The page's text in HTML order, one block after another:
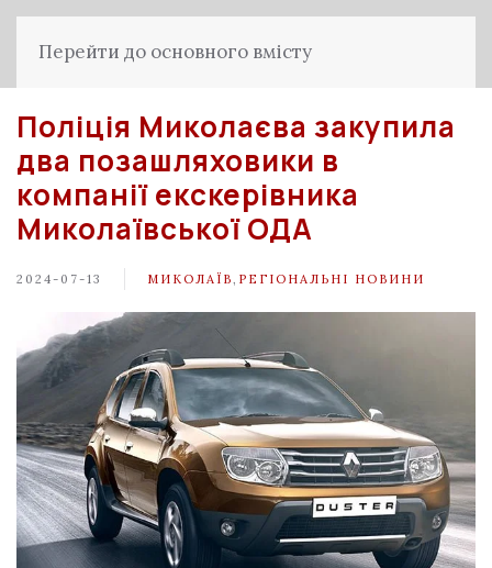
Перейти до основного вмісту
Поліція Миколаєва закупила
два позашляховики в
компанії екскерівника
Миколаївської ОДА
2024-07-13 МИКОЛАЇВ РЕГІОНАЛЬНІ НОВИНИ